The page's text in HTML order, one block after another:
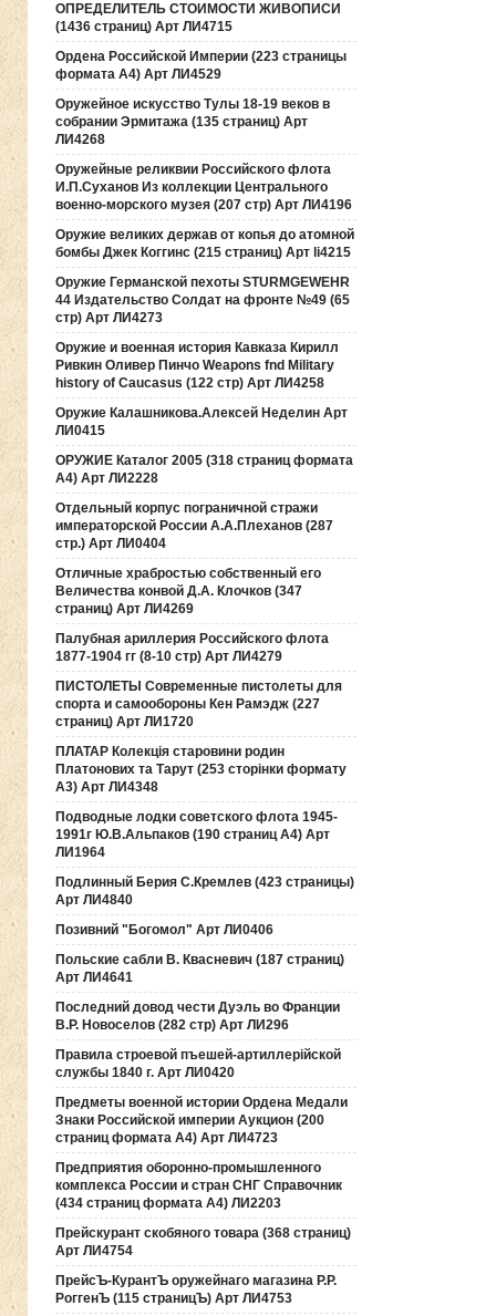
ОПРЕДЕЛИТЕЛЬ СТОИМОСТИ ЖИВОПИСИ
(1436 страниц) Арт ЛИ4715
Ордена Российской Империи (223 страницы
формата А4) Арт ЛИ4529
Оружейное искусство Тулы 18-19 веков в
собрании Эрмитажа (135 страниц) Арт
ЛИ4268
Оружейные реликвии Российского флота
И.П.Суханов Из коллекции Центрального
военно-морского музея (207 стр) Арт ЛИ4196
Оружие великих держав от копья до атомной
бомбы Джек Коггинс (215 страниц) Арт li4215
Оружие Германской пехоты STURMGEWEHR
44 Издательство Солдат на фронте №49 (65
стр) Арт ЛИ4273
Оружие и военная история Кавказа Кирилл
Ривкин Оливер Пинчо Weapons fnd Military
history of Caucasus (122 стр) Арт ЛИ4258
Оружие Калашникова.Алексей Неделин Арт
ЛИ0415
ОРУЖИЕ Каталог 2005 (318 страниц формата
А4) Арт ЛИ2228
Отдельный корпус пограничной стражи
императорской России А.А.Плеханов (287
стр.) Арт ЛИ0404
Отличные храбростью собственный его
Величества конвой Д.А. Клочков (347
страниц) Арт ЛИ4269
Палубная ариллерия Российского флота
1877-1904 гг (8-10 стр) Арт ЛИ4279
ПИСТОЛЕТЫ Современные пистолеты для
спорта и самообороны Кен Рамэдж (227
страниц) Арт ЛИ1720
ПЛАТАР Колекція старовини родин
Платонових та Тарут (253 сторінки формату
А3) Арт ЛИ4348
Подводные лодки советского флота 1945-
1991г Ю.В.Альпаков (190 страниц А4) Арт
ЛИ1964
Подлинный Берия С.Кремлев (423 страницы)
Арт ЛИ4840
Позивний "Богомол" Арт ЛИ0406
Польские сабли В. Квасневич (187 страниц)
Арт ЛИ4641
Последний довод чести Дуэль во Франции
В.Р. Новоселов (282 стр) Арт ЛИ296
Правила строевой пъешей-артиллерiйской
службы 1840 г. Арт ЛИ0420
Предметы военной истории Ордена Медали
Знаки Российской империи Аукцион (200
страниц формата А4) Арт ЛИ4723
Предприятия оборонно-промышленного
комплекса России и стран СНГ Справочник
(434 страниц формата А4) ЛИ2203
Прейскурант скобяного товара (368 страниц)
Арт ЛИ4754
ПрейсЪ-КурантЪ оружейнаго магазина Р.Р.
РоггенЪ (115 страницЪ) Арт ЛИ4753